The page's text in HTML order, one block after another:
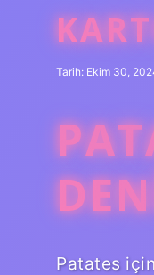
Tarih: Ekim 30,
Patates